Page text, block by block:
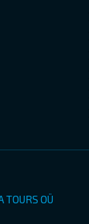
TOURS OÜ